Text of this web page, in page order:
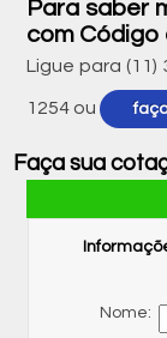
Para saber
com Código
Ligue para (11)
1254 ou
Faça sua
Nome: